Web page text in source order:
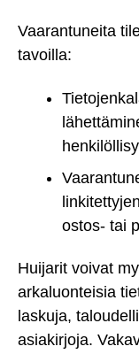
Vaarantuneita
tavoilla:
ostos- tai
Huijarit voivat
arkaluonteisia
laskuja,
asiakirjoja.